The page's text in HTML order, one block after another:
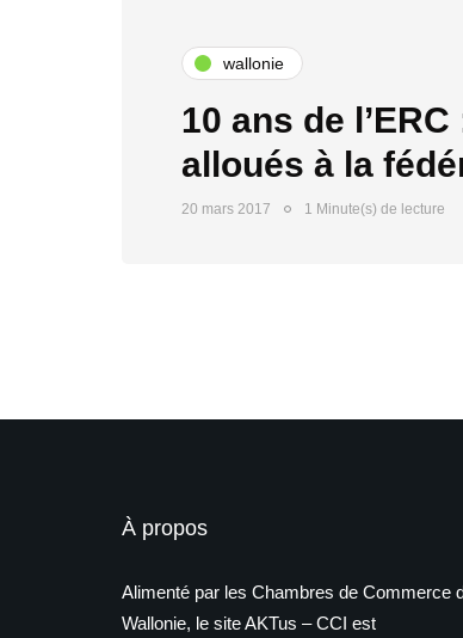
wallonie
10 ans de
alloués à la
20 mars 2017 1 Minute(s) de lecture
À propos
Alimenté par les Chambres de Commerce
Wallonie, le site AKTus – CCI est